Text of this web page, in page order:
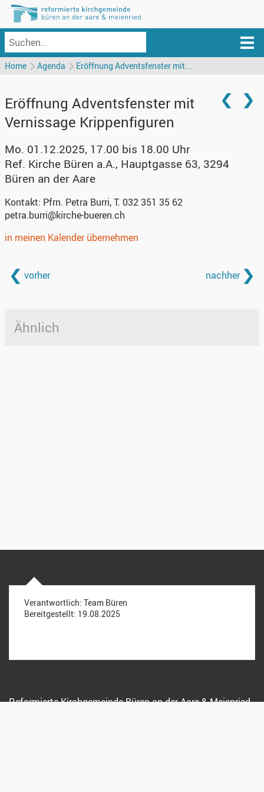
Home Agenda Eröffnung Adventsfenster mit...
Eröffnung Adventsfenster mit
Vernissage Krippenfiguren
Mo. 01.12.2025, 17.00 bis 18.00 Uhr
Ref. Kirche Büren a.A., Hauptgasse 63, 3294
Büren an der Aare
Kontakt: Pfrn. Petra Burri, T. 032 351 35 62
petra.burri@kirche-bueren.ch
in meinen Kalender übernehmen
vorher nachher
Ähnlich
Reformierte Kirchgemeinde Büren an der Aare & Meienried
Verantwortlich: Team Büren
Bereitgestellt: 19.08.2025